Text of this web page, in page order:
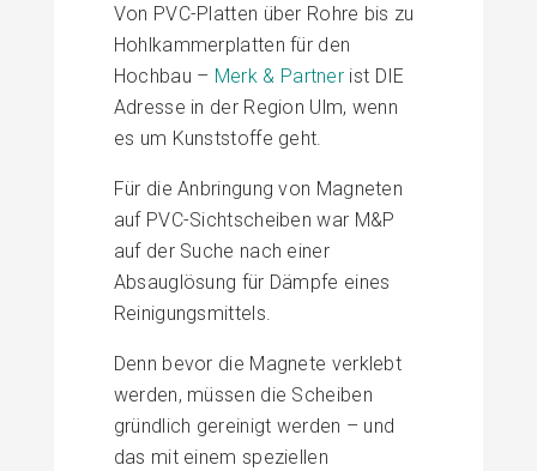
Von PVC-Platten über Rohre bis zu
Hohlkammerplatten für den
Hochbau – Merk & Partner ist DIE
Adresse in der Region Ulm, wenn
es um Kunststoffe geht.
Für die Anbringung von Magneten
auf PVC-Sichtscheiben war M&P
auf der Suche nach einer
Absauglösung für Dämpfe eines
Reinigungsmittels.
Denn bevor die Magnete verklebt
werden, müssen die Scheiben
gründlich gereinigt werden – und
das mit einem speziellen